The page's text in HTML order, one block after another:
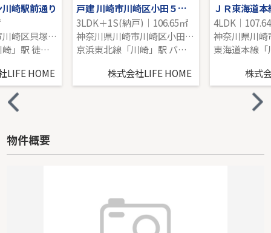
崎駅前通り
神奈川県川崎市川崎区貝塚２丁目
京浜東北線「川崎」駅 徒歩12分
LIFE HOME
戸建 川崎市川崎区小田５丁目
3LDK＋1S(納戸)｜106.65㎡
神奈川県川崎市川崎区小田５丁目
京浜東北線「川崎」駅 バス15分 「小田小学校」 停歩6分
株式会社LIFE HOME
4LDK｜
株式
物件概要